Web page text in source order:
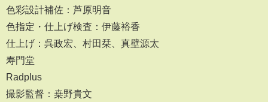
色彩設計補佐：芦原明音
色指定・仕上げ検査：伊藤裕香
仕上げ：呉政宏、村田栞、真壁源太
寿門堂
Radplus
撮影監督：桒野貴文